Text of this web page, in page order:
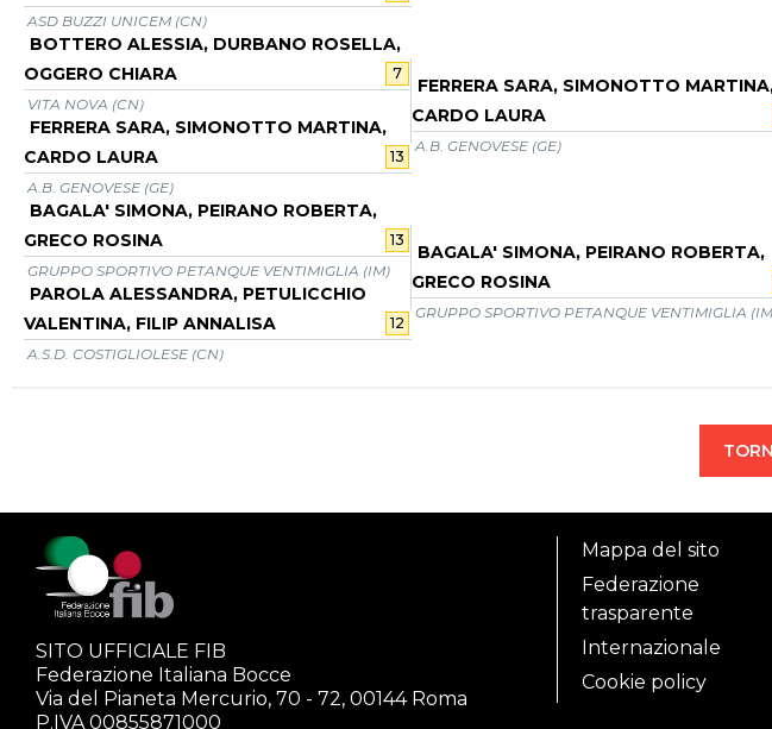
ASD BUZZI UNICEM (CN)
BOTTERO ALESSIA, DURBANO ROSELLA,
OGGERO CHIARA
7
VITA NOVA (CN)
FERRERA SARA, SIMONOTTO MARTINA,
CARDO LAURA
13
A.B. GENOVESE (GE)
BAGALA' SIMONA, PEIRANO ROBERTA,
GRECO ROSINA
13
GRUPPO SPORTIVO PETANQUE VENTIMIGLIA (IM)
PAROLA ALESSANDRA, PETULICCHIO
VALENTINA, FILIP ANNALISA
12
A.S.D. COSTIGLIOLESE (CN)
FERRERA SARA, SIMONOTTO
CARDO LAURA
A.B. GENOVESE (GE)
BAGALA' SIMONA, PEIRANO ROBERTA,
GRECO ROSINA
GRUPPO SPORTIVO PETANQUE VENTIMIGLIA
SITO UFFICIALE FIB
Federazione Italiana Bocce
Via del Pianeta Mercurio, 70 - 72, 00144 Roma
P.IVA 00855871000
Mappa del sito
Federazione
trasparente
Internazionale
Cookie policy